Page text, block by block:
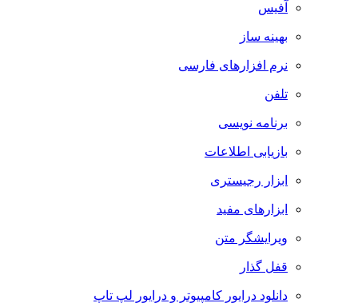
آفیس
بهینه ساز
نرم افزارهای فارسی
تلفن
برنامه نویسی
بازیابی اطلاعات
ابزار رجیستری
ابزارهای مفید
ویرایشگر متن
قفل گذار
دانلود درایور کامپیوتر و درایور لپ تاپ